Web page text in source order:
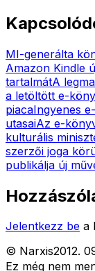
MI-generálta
Amazon Kindle
tartalmátA
a letöltött e-
piacaIngyenes
utasaiAz e-
kulturális
szerzői joga
publikálja új
Jelentkezz be a
© Narxis2012.
Ez még nem